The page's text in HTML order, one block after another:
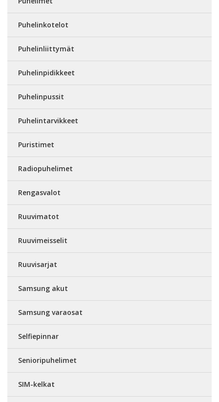
Puhelinkotelot
Puhelinliittymät
Puhelinpidikkeet
Puhelinpussit
Puhelintarvikkeet
Puristimet
Radiopuhelimet
Rengasvalot
Ruuvimatot
Ruuvimeisselit
Ruuvisarjat
Samsung akut
Samsung varaosat
Selfiepinnar
Senioripuhelimet
SIM-kelkat